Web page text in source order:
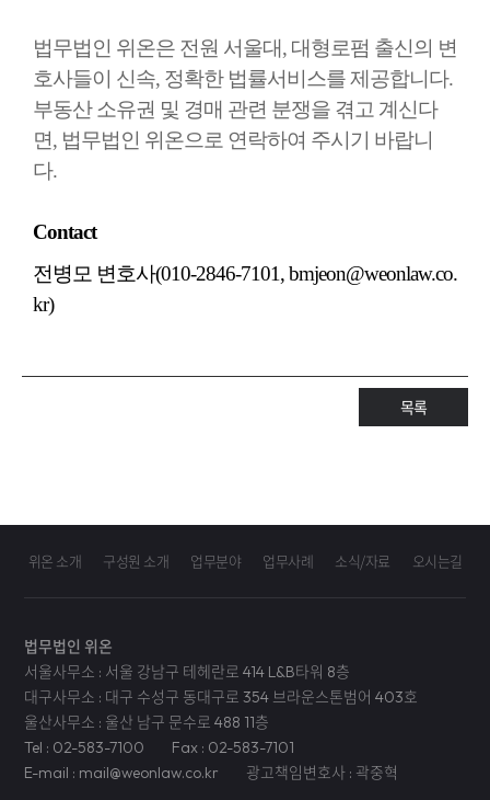
법무법인 위온은 전원 서울대, 대형로펌 출신의 변
호사들이 신속, 정확한 법률서비스를 제공합니다.
부동산 소유권 및 경매 관련 분쟁을 겪고 계신다
면, 법무법인 위온으로 연락하여 주시기 바랍니
다.
Contact
전병모 변호사(010-2846-7101, bmjeon@weonlaw.co.
kr)
목록
위온 소개 구성원 소개 업무분야 업무사례 소식/자료 오시는길
법무법인 위온
서울사무소 : 서울 강남구 테헤란로 414 L&B타워 8층
대구사무소 : 대구 수성구 동대구로 354 브라운스톤범어 403호
울산사무소 : 울산 남구 문수로 488 11층
Tel : 02-583-7100
Fax : 02-583-7101
E-mail : mail@weonlaw.co.kr
광고책임변호사 : 곽중혁